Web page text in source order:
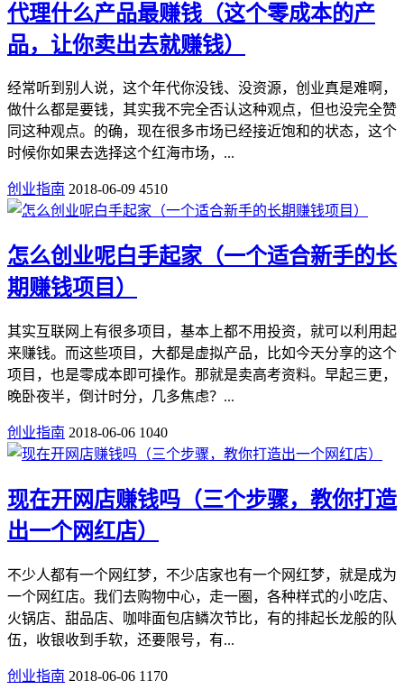
代理什么产品最赚钱（这个零成本的产
品，让你卖出去就赚钱）
经常听到别人说，这个年代你没钱、没资源，创业真是难啊，
做什么都是要钱，其实我不完全否认这种观点，但也没完全赞
同这种观点。的确，现在很多市场已经接近饱和的状态，这个
时候你如果去选择这个红海市场，...
创业指南 2018-06-09 4510
怎么创业呢白手起家（一个适合新手的长
期赚钱项目）
其实互联网上有很多项目，基本上都不用投资，就可以利用起
来赚钱。而这些项目，大都是虚拟产品，比如今天分享的这个
项目，也是零成本即可操作。那就是卖高考资料。早起三更，
晚卧夜半，倒计时分，几多焦虑？...
创业指南 2018-06-06 1040
现在开网店赚钱吗（三个步骤，教你打造
出一个网红店）
不少人都有一个网红梦，不少店家也有一个网红梦，就是成为
一个网红店。我们去购物中心，走一圈，各种样式的小吃店、
火锅店、甜品店、咖啡面包店鳞次节比，有的排起长龙般的队
伍，收银收到手软，还要限号，有...
创业指南 2018-06-06 1170